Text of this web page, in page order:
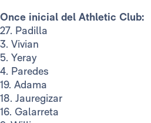
Once inicial del Athletic Club:
27. Padilla
3. Vivian
5. Yeray
4. Paredes
19. Adama
18. Jauregizar
16. Galarreta